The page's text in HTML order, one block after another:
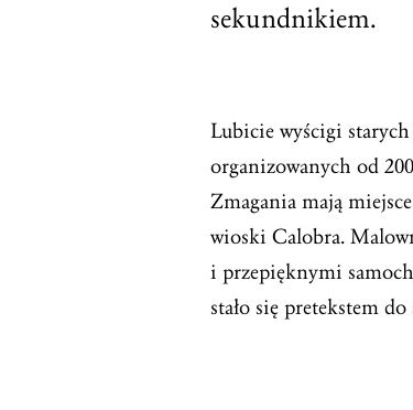
sekundnikiem.
Lubicie wyścigi starych
organizowanych od
Zmagania mają
wioski Calobra.
i przepięknymi
stało się pretekstem